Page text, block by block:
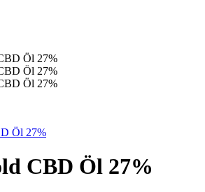
Öl 27%
CBD Öl 27%